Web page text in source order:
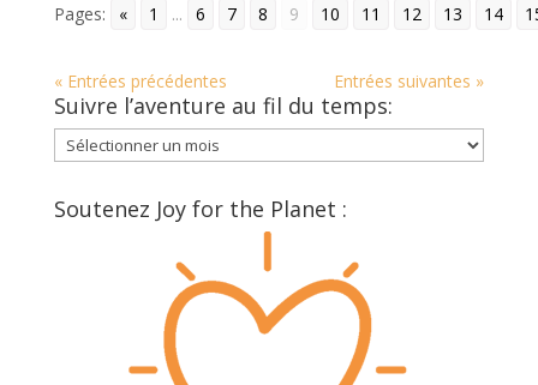
Pages: « 1 ... 6 7 8 9 10 11 12 13 14
« Entrées précédentes Entrées suivantes »
Suivre l’aventure au fil du temps:
Suivre
l’aventure
fil
Soutenez Joy for the Planet :